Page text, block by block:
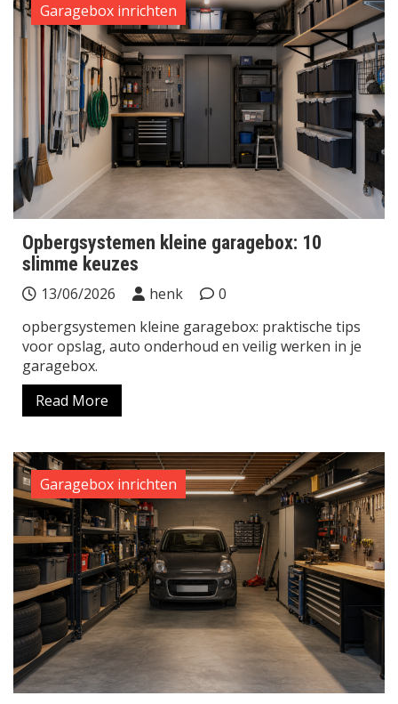
Garagebox inrichten
Opbergsystemen kleine garagebox: 10
slimme keuzes
13/06/2026 henk
0
opbergsystemen kleine garagebox: praktische tips
voor opslag, auto onderhoud en veilig werken in je
garagebox.
Read More
Garagebox inrichten